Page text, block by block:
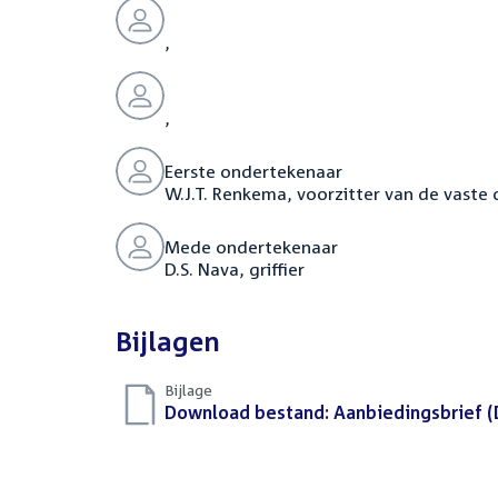
,
,
Eerste ondertekenaar
W.J.T. Renkema, voorzitter van de
Mede ondertekenaar
D.S. Nava, griffier
Bijlagen
Bijlage
Download bestand: Aanbiedingsbrief